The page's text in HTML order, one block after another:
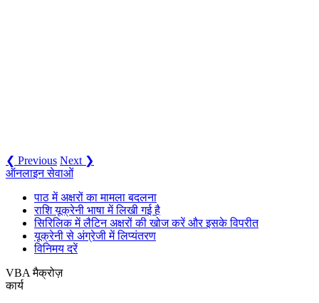
❮ Previous Next ❯
ऑनलाइन सेवाओं
पाठ में अक्षरों का मामला बदलना
राशि यूक्रेनी भाषा में लिखी गई है
सिरिलिक में लैटिन अक्षरों की खोज करें और इसके विपरीत
यूक्रेनी से अंग्रेजी में लिप्यंतरण
विनिमय दरें
VBA मैक्रोज़
कार्य